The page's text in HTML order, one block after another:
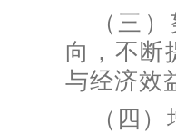
（三
向，不断
与经济效
（四